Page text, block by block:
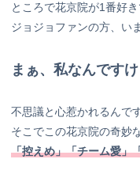
ところで花京院が1番好
ジョジョファンの方、い
まぁ、私なんですけ
不思議と心惹かれるんで
そこでこの花京院の奇妙
「控えめ」「チーム愛」